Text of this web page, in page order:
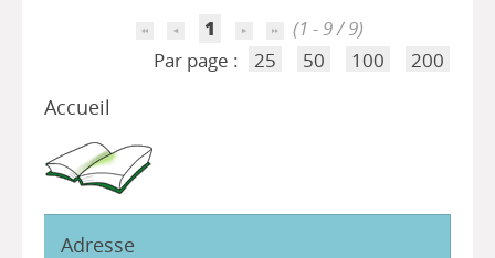
1
(1 - 9 / 9)
Par page :
25 50 100 200
Accueil
Adresse